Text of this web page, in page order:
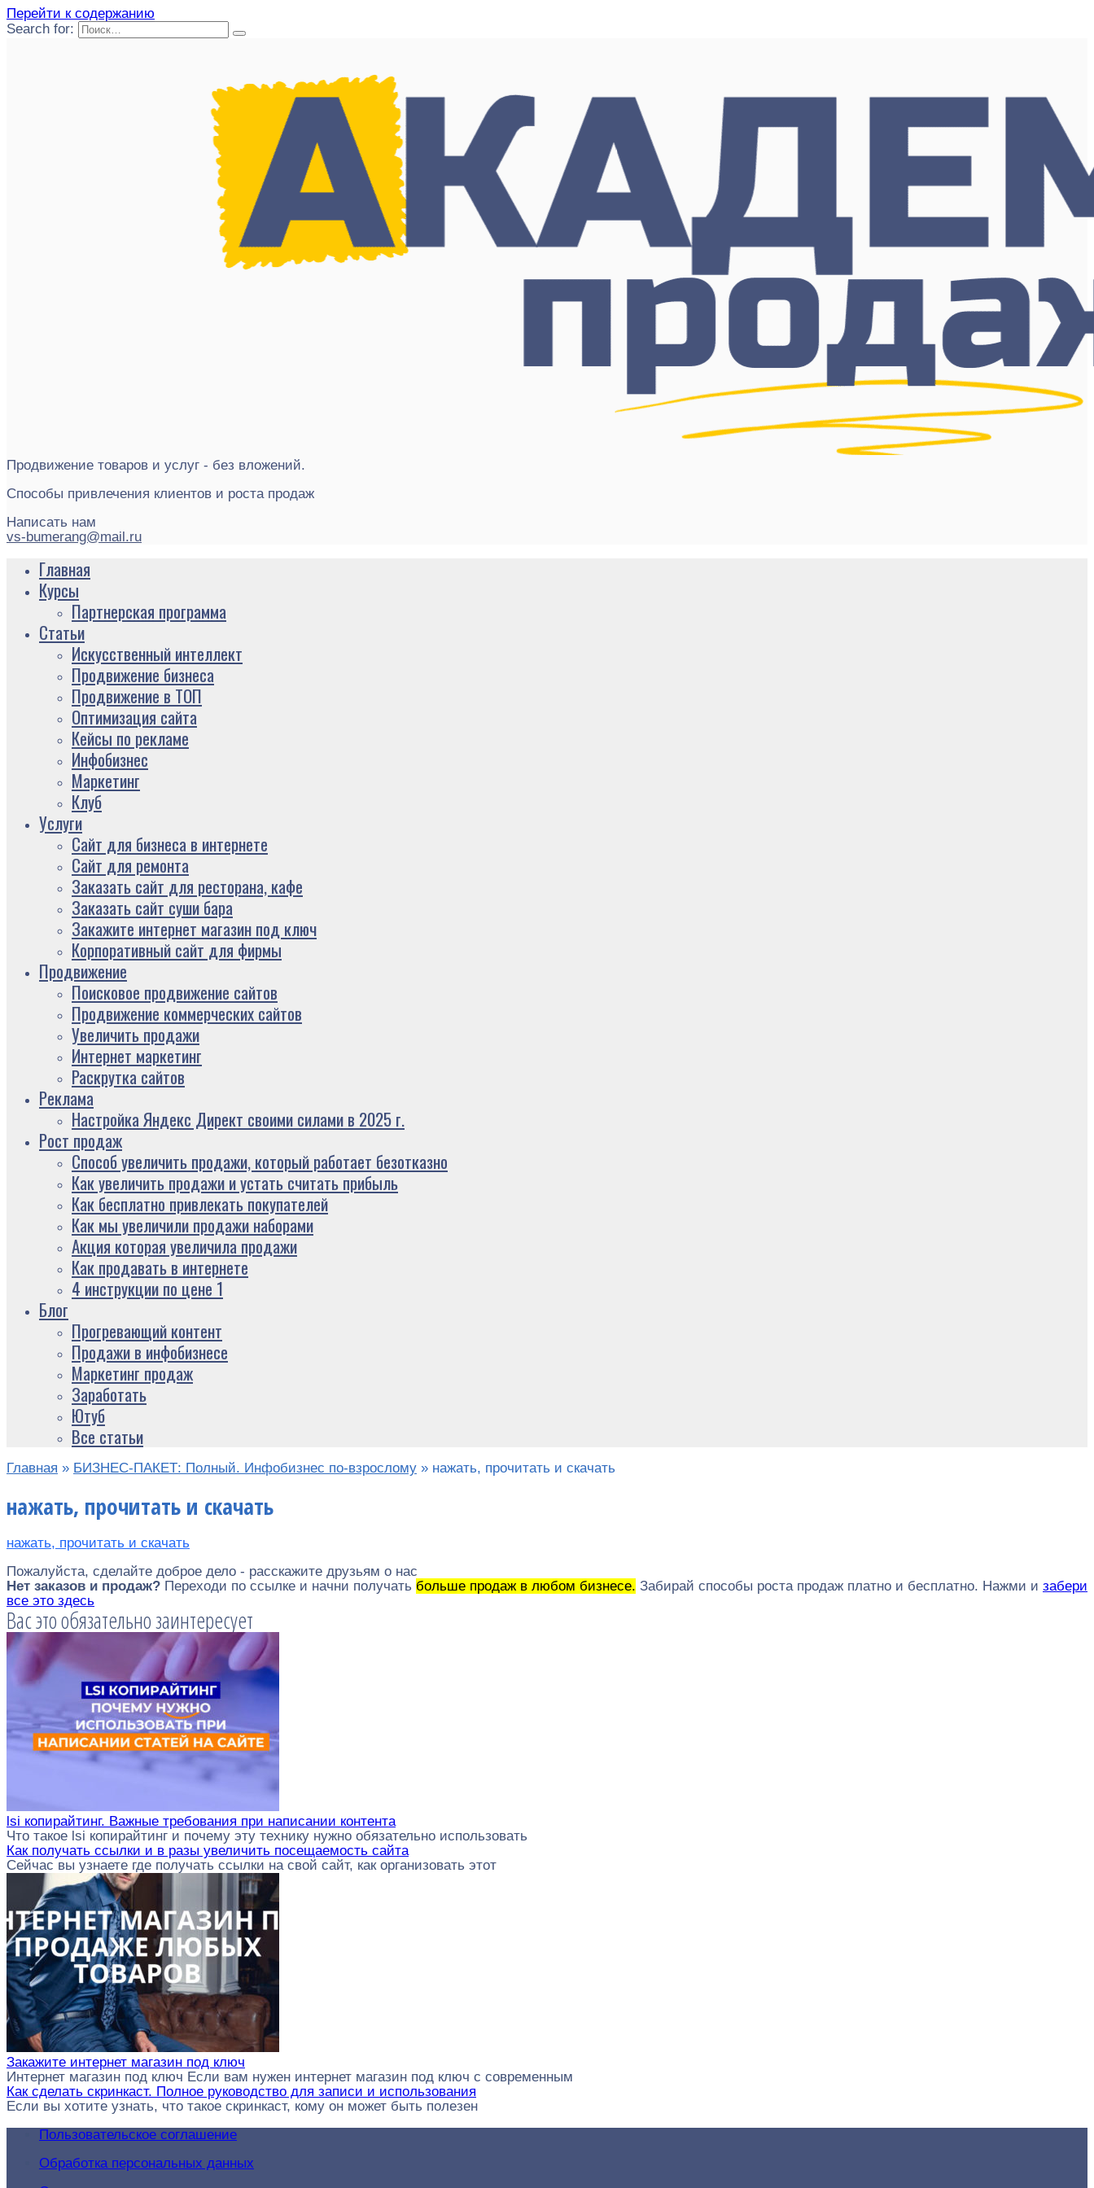
Перейти к содержанию
Search for:
Продвижение товаров и услуг - без вложений.
Способы привлечения клиентов и роста продаж
Написать нам
vs-bumerang@mail.ru
Главная
Курсы
Партнерская программа
Статьи
Искусственный интеллект
Продвижение бизнеса
Продвижение в ТОП
Оптимизация сайта
Кейсы по рекламе
Инфобизнес
Маркетинг
Клуб
Услуги
Сайт для бизнеса в интернете
Сайт для ремонта
Заказать сайт для ресторана, кафе
Заказать сайт суши бара
Закажите интернет магазин под ключ
Корпоративный сайт для фирмы
Продвижение
Поисковое продвижение сайтов
Продвижение коммерческих сайтов
Увеличить продажи
Интернет маркетинг
Раскрутка сайтов
Реклама
Настройка Яндекс Директ своими силами в 2025 г.
Рост продаж
Способ увеличить продажи, который работает безотказно
Как увеличить продажи и устать считать прибыль
Как бесплатно привлекать покупателей
Как мы увеличили продажи наборами
Акция которая увеличила продажи
Как продавать в интернете
4 инструкции по цене 1
Блог
Прогревающий контент
Продажи в инфобизнесе
Маркетинг продаж
Заработать
Ютуб
Все статьи
Главная » БИЗНЕС-ПАКЕТ: Полный. Инфобизнес по-взрослому » нажать, прочитать и скачать
нажать, прочитать и скачать
нажать, прочитать и скачать
Пожалуйста, сделайте доброе дело - расскажите друзьям о нас
Нет заказов и продаж? Переходи по ссылке и начни получать больше продаж в любом бизнесе. Забирай способы роста продаж платно и бесплатно. Нажми и забери
все это здесь
Вас это обязательно заинтересует
lsi копирайтинг. Важные требования при написании контента
Что такое lsi копирайтинг и почему эту технику нужно обязательно использовать
Как получать ссылки и в разы увеличить посещаемость сайта
Сейчас вы узнаете где получать ссылки на свой сайт, как организовать этот
Закажите интернет магазин под ключ
Интернет магазин под ключ Если вам нужен интернет магазин под ключ с современным
Как сделать скринкаст. Полное руководство для записи и использования
Если вы хотите узнать, что такое скринкаст, кому он может быть полезен
Пользовательское соглашение
Обработка персональных данных